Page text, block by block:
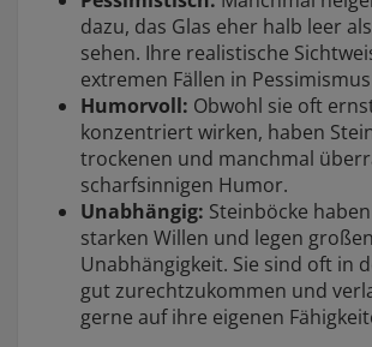
dazu, das Glas eher halb leer
sehen. Ihre realistische
extremen Fällen in
Humorvoll: Obwohl sie oft
konzentriert wirken, haben
trockenen und manchmal
scharfsinnigen Humor.
Unabhängig: Steinböcke
starken Willen und legen
Unabhängigkeit. Sie sind oft in
gut zurechtzukommen und
gerne auf ihre eigenen